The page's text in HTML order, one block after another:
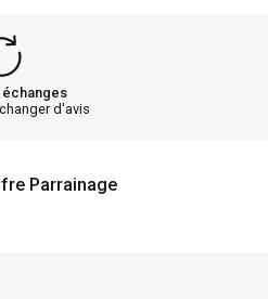
échanges
d'avis
Parrainage